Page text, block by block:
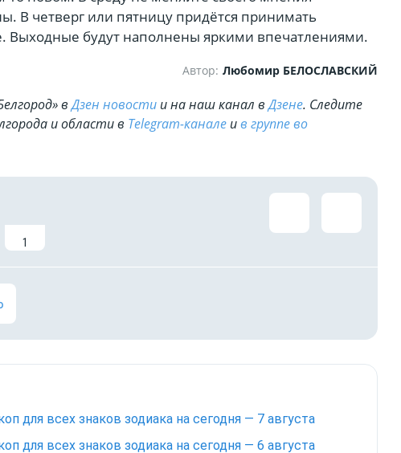
В четверг или пятницу придётся принимать
Выходные будут наполнены яркими впечатлениями.
Автор: Любомир БЕЛОСЛАВСКИЙ
вДзен новости и на наш канал вДзене. Cледите
и области в Telegram-канале ив группе во
1
для всех знаков зодиака на сегодня — 7 августа
для всех знаков зодиака на сегодня — 6 августа